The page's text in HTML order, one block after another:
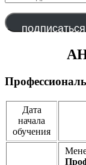
mail
адрес
подписаться
Дата
начала
обучения